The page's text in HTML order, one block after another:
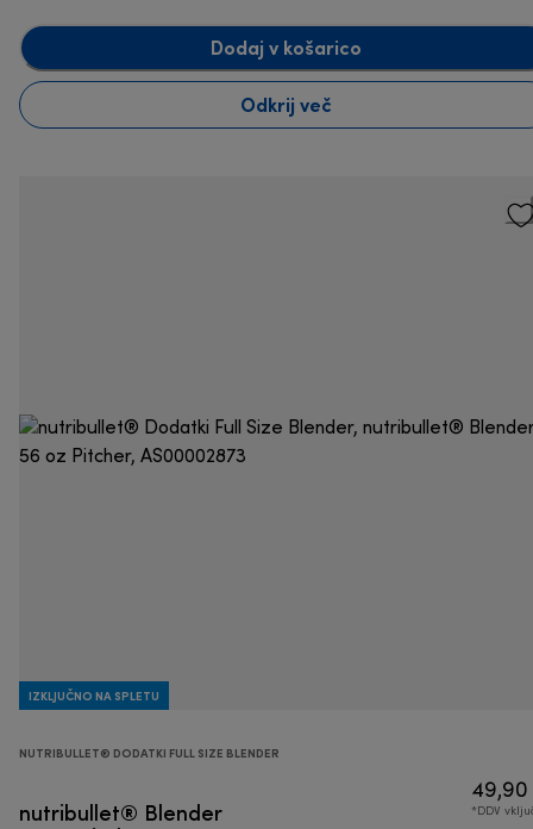
Dodaj v košarico
Odkrij več
IZKLJUČNO NA SPLETU
NUTRIBULLET® DODATKI FULL SIZE BLENDER
nutribullet® Blender
*DDV